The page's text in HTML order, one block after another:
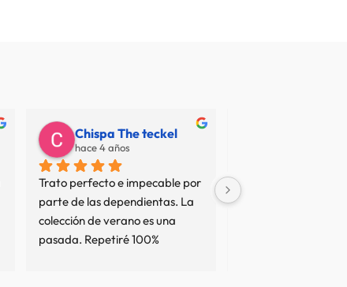
Chispa The teckel
hace 4 años
Trato perfecto e impecable por
parte de las dependientas. La
colección de verano es una
pasada. Repetiré 100%
No termino de
resto de opiniones...